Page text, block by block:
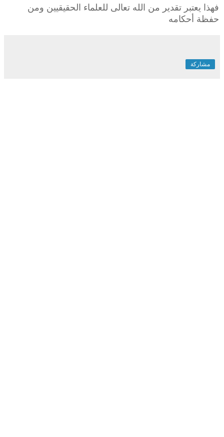
فهذا يعتبر تقدير من الله تعالى للعلماء الحقيقيين ومن
حفظة أحكامه
مشاركة